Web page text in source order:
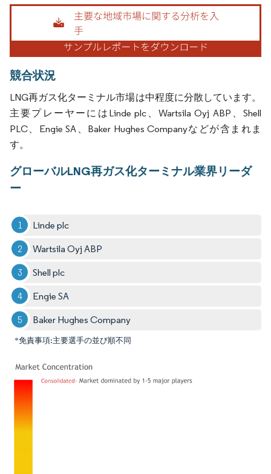
画像 © Mordor Intelligence。再利用にはCC BY 4.0の表示が必要です。
競合状況
LNG再ガス化ターミナル市場は中程度に分散しています。
主要プレーヤーにはLinde plc、Wartsila Oyj ABP、Shell
PLC、Engie SA、Baker Hughes Companyなどが含まれま
す。
グローバルLNG再ガス化ターミナル業界リーダ
ー
Linde plc
Wartsila Oyj ABP
Shell plc
Engie SA
Baker Hughes Company
*免責事項:主要選手の並び順不同